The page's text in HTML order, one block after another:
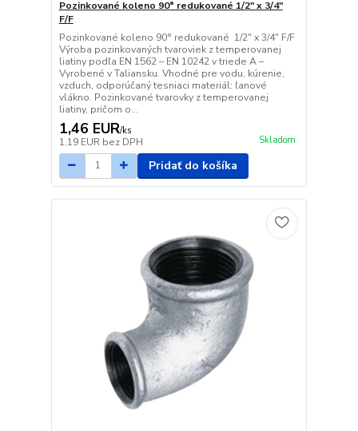
Pozinkované koleno 90° redukované 1/2" x 3/4"
F/F
Pozinkované koleno 90° redukované 1/2" x 3/4" F/F
Výroba pozinkovaných tvaroviek z temperovanej
liatiny podľa EN 1562 – EN 10242 v triede A –
Vyrobené v Taliansku. Vhodné pre vodu, kúrenie,
vzduch, odporúčaný tesniaci materiál: ľanové
vlákno. Pozinkované tvarovky z temperovanej
liatiny, pričom o...
1,46 EUR/ks
1,19 EUR bez DPH Skladom
Pridať do košíka